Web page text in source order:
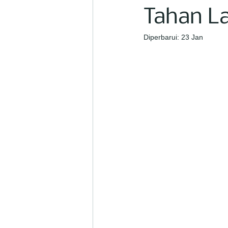
Tahan
Diperbarui: 23 Jan